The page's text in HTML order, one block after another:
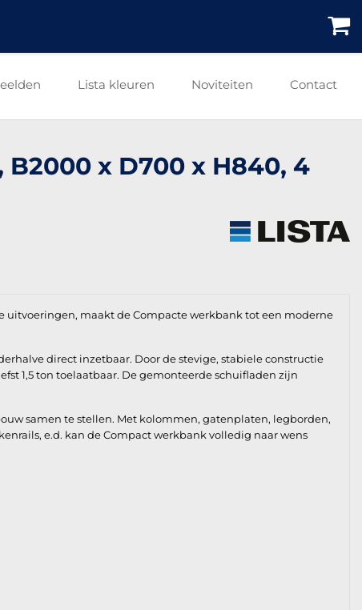
Lista kleuren Noviteiten Contact
x D700 x H840, 4
maakt de Compacte werkbank tot een moderne
direct inzetbaar. Door de stevige, stabiele constructie
1,5 ton toelaatbaar. De gemonteerde schuifladen zijn
samen te stellen. Met kolommen, gatenplaten, legborden,
e.d. kan de Compact werkbank volledig naar wens